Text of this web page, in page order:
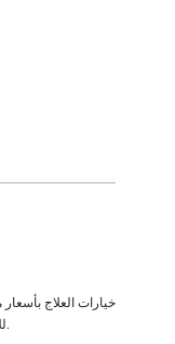
خيارات العلاج
للاختيار من بينها مع أفضل جودة للرعاية الصحية في البلاد.